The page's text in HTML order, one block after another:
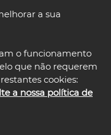
a sua
o funcionamento
que não requerem
cookies:
a nossa política de
select language